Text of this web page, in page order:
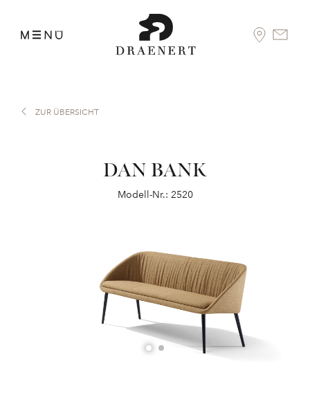
ZUR ÜBERSICHT
DAN BANK
Modell-Nr.: 2520